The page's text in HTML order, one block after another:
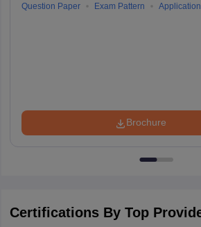
Question Paper
Exam Pattern
Brochure
Certifications By Top